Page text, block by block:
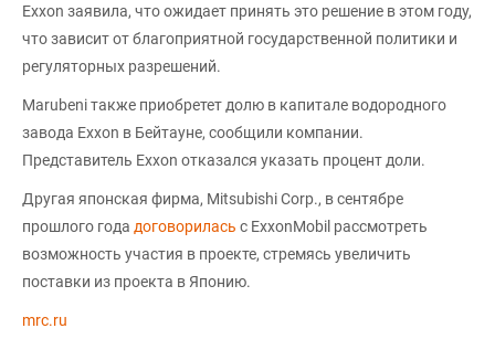
Exxon заявила, что ожидает принять это решение в этом году,
что зависит от благоприятной государственной политики и
регуляторных разрешений.
Marubeni также приобретет долю в капитале водородного
завода Exxon в Бейтауне, сообщили компании.
Представитель Exxon отказался указать процент доли.
Другая японская фирма, Mitsubishi Corp., в сентябре
прошлого года договорилась с ExxonMobil рассмотреть
возможность участия в проекте, стремясь увеличить
поставки из проекта в Японию.
mrc.ru